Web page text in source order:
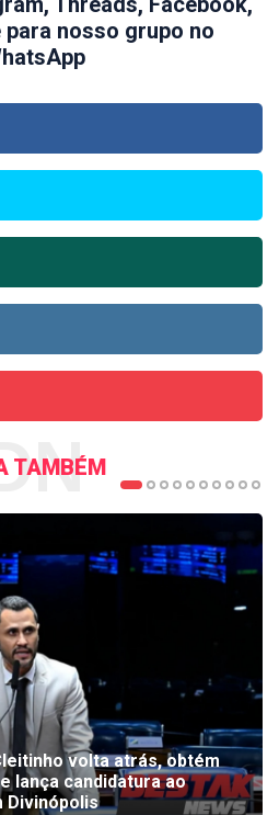
nosso grupo no
TAMBÉM
volta atrás, obtém
lança candidatura ao
Divinópolis